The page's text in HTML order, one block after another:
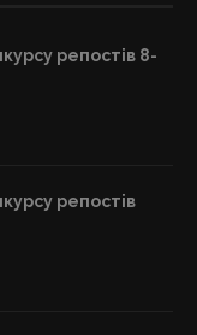
репостів 8-
репостів